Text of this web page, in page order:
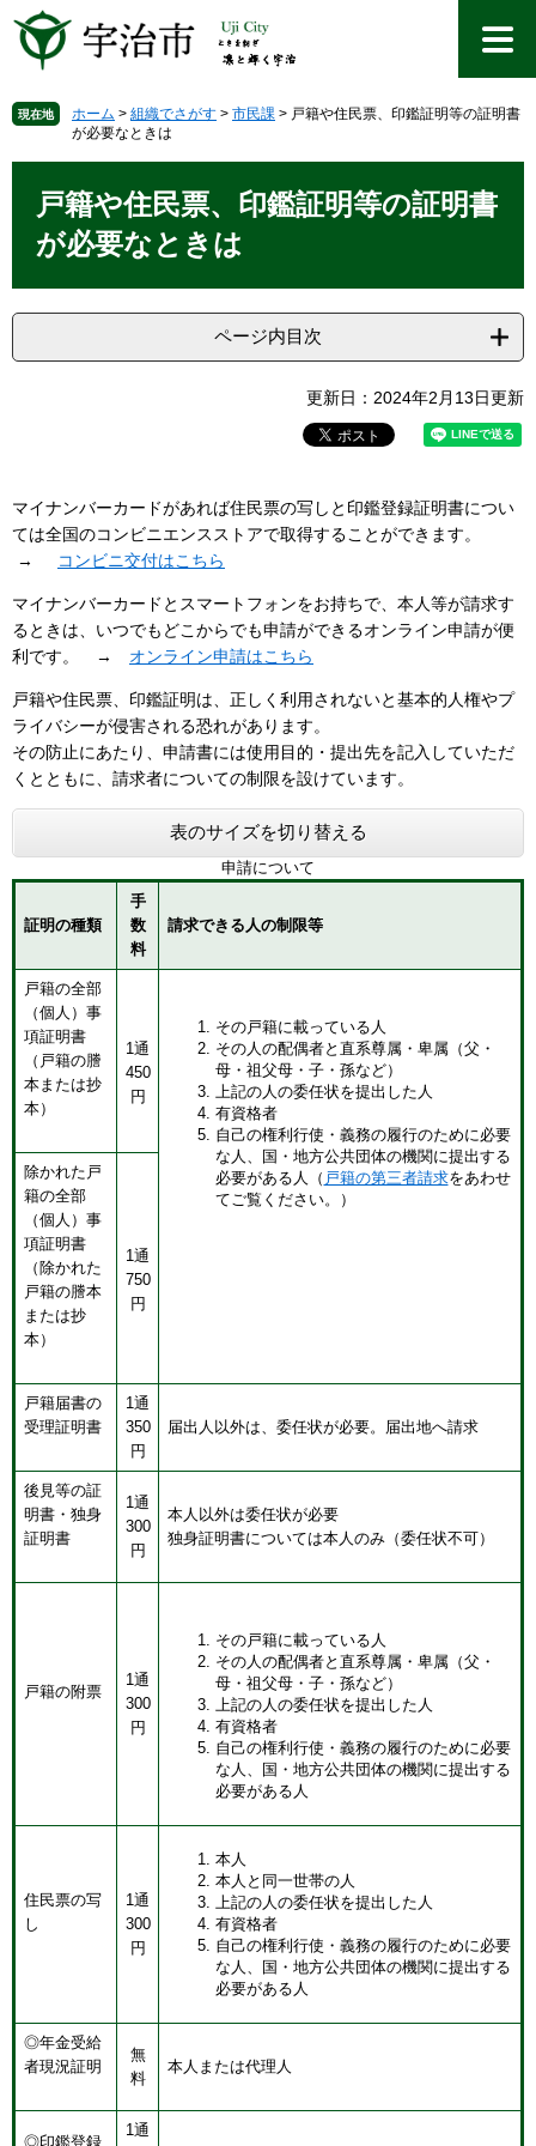
先
で
を
ば
へ
現在地 ホーム > 組織でさがす > 市民課 > 戸籍や住民票、印鑑証明等の証明書
が必要なときは
戸籍や住民票、印鑑証明等の証明書
が必要なときは
ページ内目次
更新日：2024年2月13日更新
マイナンバーカードがあれば住民票の写しと印鑑登録証明書につい
ては全国のコンビニエンスストアで取得することができます。
→
コンビニ交付はこちら
マイナンバーカードとスマートフォンをお持ちで、本人等が請求す
るときは、いつでもどこからでも申請ができるオンライン申請が便
利です。 → オンライン申請はこちら
戸籍や住民票、印鑑証明は、正しく利用されないと基本的人権やプ
ライバシーが侵害される恐れがあります。
その防止にあたり、申請書には使用目的・提出先を記入していただ
くとともに、請求者についての制限を設けています。
表のサイズを切り替える
申請について
証明の種類
手
数
料
請求できる人の制限等
戸籍の全部
（個人）事
項証明書
（戸籍の謄
本または抄
本）
1通
450
円
その戸籍に載っている人
その人の配偶者と直系尊属・卑属（父・
母・祖父母・子・孫など）
上記の人の委任状を提出した人
有資格者
自己の権利行使・義務の履行のために必要
な人、国・地方公共団体の機関に提出する
必要がある人（ 戸籍の第三者請求をあわせ
てご覧ください。）
除かれた戸
籍の全部
（個人）事
項証明書
（除かれた
戸籍の謄本
または抄
本）
1通
750
円
戸籍届書の
受理証明書
1通
350
円
届出人以外は、委任状が必要。届出地へ請求
後見等の証
明書・独身
証明書
1通
300
円
本人以外は委任状が必要
独身証明書については本人のみ（委任状不可）
戸籍の附票
1通
300
円
その戸籍に載っている人
その人の配偶者と直系尊属・卑属（父・
母・祖父母・子・孫など）
上記の人の委任状を提出した人
有資格者
自己の権利行使・義務の履行のために必要
な人、国・地方公共団体の機関に提出する
必要がある人
住民票の写
し
1通
300
円
本人
本人と同一世帯の人
上記の人の委任状を提出した人
有資格者
自己の権利行使・義務の履行のために必要
な人、国・地方公共団体の機関に提出する
必要がある人
◎年金受給
者現況証明
無
料
本人または代理人
◎印鑑登録
1通